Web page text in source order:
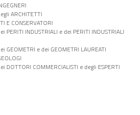
ARCHITETTI
E CONSERVATORI
PERITI INDUSTRIALI e dei PERITI INDUSTRIALI
GEOMETRI e dei GEOMETRI LAUREATI
DOTTORI COMMERCIALISTI e degli ESPERTI